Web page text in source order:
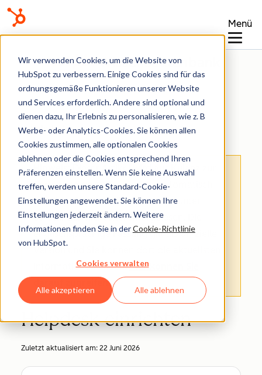
Wir verwenden Cookies, um die Website von
HubSpot zu verbessern. Einige Cookies sind für das
ordnungsgemäße Funktionieren unserer Website
und Services erforderlich. Andere sind optional und
dienen dazu, Ihr Erlebnis zu personalisieren, wie z. B
Werbe- oder Analytics-Cookies. Sie können allen
Cookies zustimmen, alle optionalen Cookies
ablehnen oder die Cookies entsprechend Ihren
Präferenzen einstellen. Wenn Sie keine Auswahl
treffen, werden unsere Standard-Cookie-
Einstellungen angewendet. Sie können Ihre
Einstellungen jederzeit ändern. Weitere
Informationen finden Sie in derCookie-Richtlinie
von HubSpot.
Cookies verwalten
Alle akzeptieren Alle ablehnen
Menü
Wissensdatenbank
Helpdesk
: Dieser Artikel wird aus Kulanz zur
Verfügung gestellt.Er wurde automatisch
mit einer Software übersetzt und unter
Umständen nicht korrekturgelesen. Die
englischsprachige Fassung gilt als offizielle
Version und Sie können dort die aktuellsten
Informationen finden.Hier können Sie
darauf zugreifen.
Helpdesk einrichten
Zuletzt aktualisiert am: 22 Juni 2026